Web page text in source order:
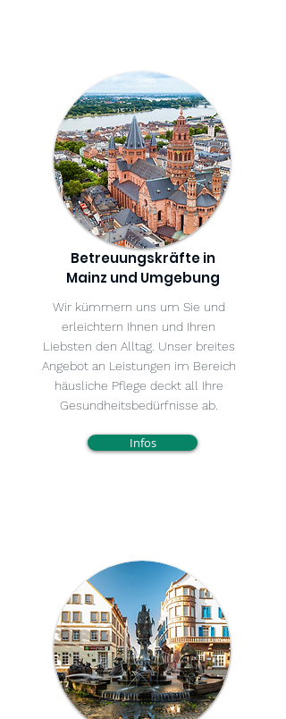
Betreuungskräfte in
Mainz und Umgebung
Wir kümmern uns um Sie und
erleichtern Ihnen und Ihren
Liebsten den Alltag. Unser breites
Angebot an Leistungen im Bereich
häusliche Pflege deckt all Ihre
Gesundheitsbedürfnisse ab.
Infos